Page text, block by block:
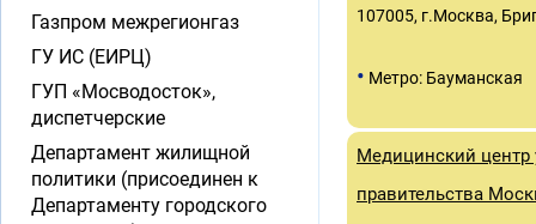
107005, г.Москва,
• Метро: Бауманская
Медицинский
правительства
Газпром межрегионгаз
ГУ ИС (ЕИРЦ)
ГУП «Мосводосток»,
диспетчерские
Департамент жилищной
политики (присоединен к
Департаменту городского